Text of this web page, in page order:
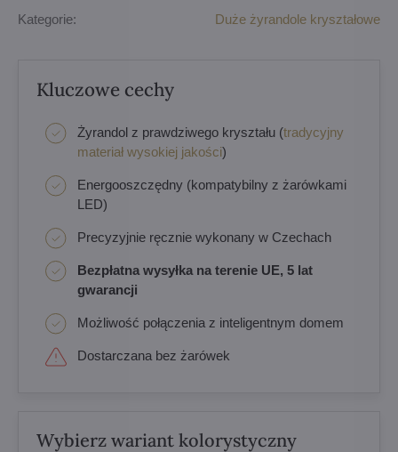
Kategorie: Duże żyrandole kryształowe
Kluczowe cechy
Żyrandol z prawdziwego kryształu (tradycyjny
materiał wysokiej jakości)
Energooszczędny (kompatybilny z żarówkami
LED)
Precyzyjnie ręcznie wykonany w Czechach
Bezpłatna wysyłka na terenie UE, 5 lat
gwarancji
Możliwość połączenia z inteligentnym domem
Dostarczana bez żarówek
Wybierz wariant kolorystyczny